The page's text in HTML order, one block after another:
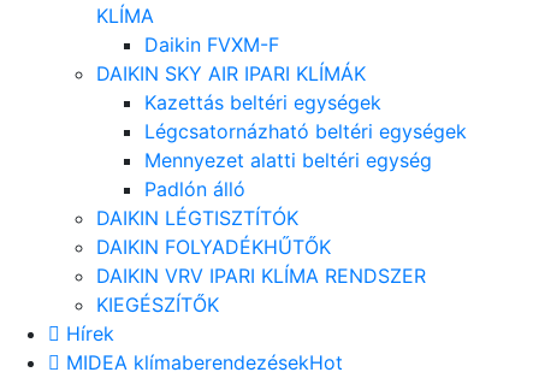
KLÍMA
Daikin FVXM-F
DAIKIN SKY AIR IPARI KLÍMÁK
Kazettás beltéri egységek
Légcsatornázható beltéri egységek
Mennyezet alatti beltéri egység
Padlón álló
DAIKIN LÉGTISZTÍTÓK
DAIKIN FOLYADÉKHŰTŐK
DAIKIN VRV IPARI KLÍMA RENDSZER
KIEGÉSZÍTŐK
Hírek
MIDEA klímaberendezésekHot